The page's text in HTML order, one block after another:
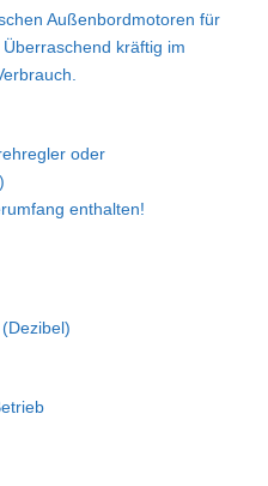
Außenbordmotoren für
kräftig im
oder
enthalten!